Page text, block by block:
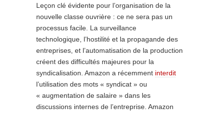
Leçon clé évidente pour l’organisation de la
nouvelle classe ouvrière : ce ne sera pas un
processus facile. La surveillance
technologique, l’hostilité et la propagande des
entreprises, et l’automatisation de la production
créent des difficultés majeures pour la
syndicalisation. Amazon a récemment interdit
l’utilisation des mots « syndicat » ou
« augmentation de salaire » dans les
discussions internes de l’entreprise. Amazon